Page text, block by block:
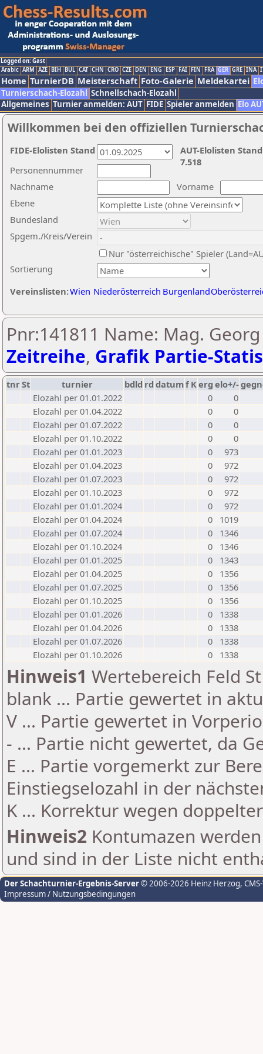
Logged on: Gast
Arabic ARM AZE BIH BUL CAT CHN CRO CZE DEN ENG ESP FAI FIN FRA GER GRE INA
Home TurnierDB Meisterschaft Foto-Galerie Meldekartei
Turnierschach-Elozahl Schnellschach-Elozahl
Allgemeines Turnier anmelden: AUT FIDE Spieler anmelden Elo
Willkommen bei den offiziellen
Nachname
Vorname
Ebene
Sortierung
Personennummer
Bundesland
Spgem./Kreis/Verein
Nur "österreichische" Spieler
Vereinslisten:Wien Niederösterreich Burgenland
AUT-Elolisten
7.518
FIDE-Elolisten Stand
Pnr:141811 Name: Mag.
Zeitreihe, Grafik Partie-
tnrSt turnier bdld rd datumf Kerg elo+/-
Elozahl per 01.01.2022
0
0
Elozahl per 01.04.2022
0
0
Elozahl per 01.07.2022
0
0
Elozahl per 01.10.2022
0
0
Elozahl per 01.01.2023
0
973
Elozahl per 01.04.2023
0
972
Elozahl per 01.07.2023
0
972
Elozahl per 01.10.2023
0
972
Elozahl per 01.01.2024
0
972
Elozahl per 01.04.2024
0
1019
Elozahl per 01.07.2024
0
1346
Elozahl per 01.10.2024
0
1346
Elozahl per 01.01.2025
0
1343
Elozahl per 01.04.2025
0
1356
Elozahl per 01.07.2025
0
1356
Elozahl per 01.10.2025
0
1356
Elozahl per 01.01.2026
0
1338
Elozahl per 01.04.2026
0
1338
Elozahl per 01.07.2026
0
1338
Elozahl per 01.10.2026
0 1338
Hinweis1 Wertebereich Feld
blank ... Partie gewertet in
V ... Partie gewertet in
- ... Partie nicht gewertet, da
E ... Partie vorgemerkt zur
Einstiegselozahl in der
K ... Korrektur wegen
Hinweis2 Kontumazen
und sind in der Liste nicht
Der Schachturnier-Ergebnis-Server© 2006-2026 Heinz Herzog,
Impressum / Nutzungsbedingungen